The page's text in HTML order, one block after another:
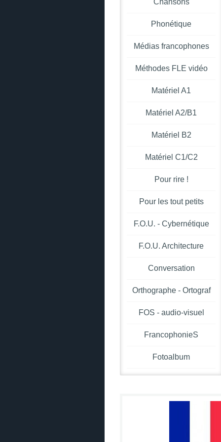
Chansons
Phonétique
Médias francophones
Méthodes FLE vidéo
Matériel A1
Matériel A2/B1
Matériel B2
Matériel C1/C2
Pour rire !
Pour les tout petits
F.O.U. - Cybernétique
F.O.U. Architecture
Conversation
Orthographe - Ortograf
FOS - audio-visuel
FrancophonieS
Fotoalbum